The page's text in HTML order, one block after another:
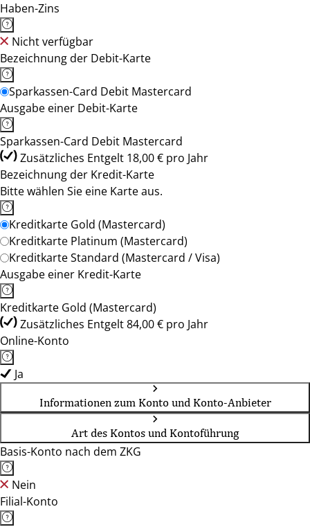
Haben-Zins
Nicht verfügbar
Bezeichnung der Debit-Karte
Sparkassen-Card Debit Mastercard
Ausgabe einer Debit-Karte
Sparkassen-Card Debit Mastercard
Zusätzliches Entgelt 18,00 € pro Jahr
Bezeichnung der Kredit-Karte
Bitte wählen Sie eine Karte aus.
Kreditkarte Gold (Mastercard)
Kreditkarte Platinum (Mastercard)
Kreditkarte Standard (Mastercard / Visa)
Ausgabe einer Kredit-Karte
Kreditkarte Gold (Mastercard)
Zusätzliches Entgelt 84,00 € pro Jahr
Online-Konto
Ja
Informationen zum Konto und Konto-Anbieter
Art des Kontos und Kontoführung
Basis-Konto nach dem ZKG
Nein
Filial-Konto